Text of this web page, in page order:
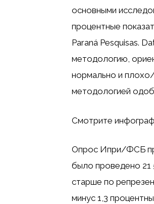
основными
процентные
Paraná Pesquisas.
методологию,
нормально и
методологией
Смотрите
Опрос Ипри/ФСБ
было проведено 21
старше по
минус 1,3